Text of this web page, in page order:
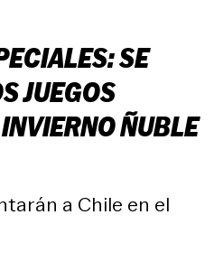
SE
JUEGOS
ÑUBLE
a Chile en el